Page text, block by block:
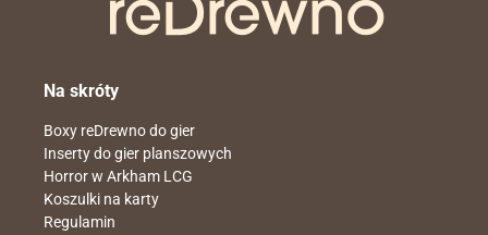
Na skróty
Boxy reDrewno do gier
Inserty do gier planszowych
Horror w Arkham LCG
Koszulki na karty
Regulamin